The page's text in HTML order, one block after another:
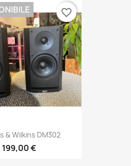
& Wilkins DM302
199,00 €
favorite_border